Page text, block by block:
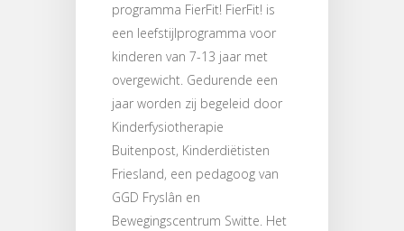
programma FierFit! FierFit! is
een leefstijlprogramma voor
kinderen van 7-13 jaar met
overgewicht. Gedurende een
jaar worden zij begeleid door
Kinderfysiotherapie
Buitenpost, Kinderdiëtisten
Friesland, een pedagoog van
GGD Fryslân en
Bewegingscentrum Switte. Het